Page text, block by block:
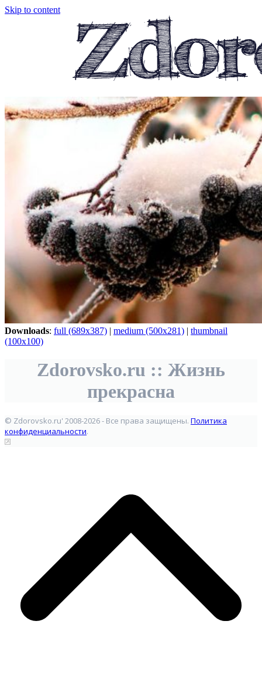
Skip to content
Downloads: full (689x387) | medium (500x281) | thumbnail
(100x100)
Zdorovsko.ru :: Жизнь
прекрасна
© Zdorovsko.ru' 2008-2026 - Все права защищены. Политика
конфиденциальности.